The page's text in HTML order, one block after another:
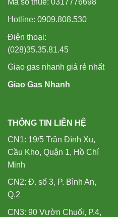
Mã số thuế: 0317776698
Hotline: 0909.808.530
Điện thoại:
(028)35.35.81.45
Giao gas nhanh giá rẻ nhất
Giao Gas Nhanh
THÔNG TIN LIÊN HỆ
CN1: 19/5 Trần Đình Xu,
Cầu Kho, Quận 1, Hồ Chí
Minh
CN2: Đ. số 3, P. Bình An,
Q.2
CN3: 90 Vườn Chuối, P.4,